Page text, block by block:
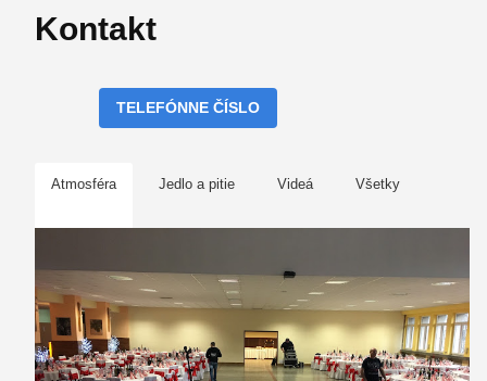
Kontakt
TELEFÓNNE ČÍSLO
Atmosféra Jedlo a pitie Videá Všetky